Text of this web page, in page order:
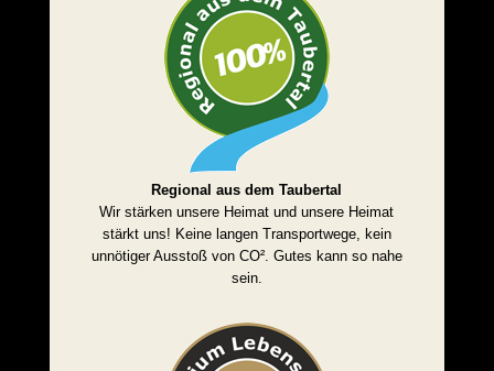
Regional aus dem Taubertal
Wir stärken unsere Heimat und unsere Heimat
stärkt uns! Keine langen Transportwege, kein
unnötiger Ausstoß von CO². Gutes kann so nahe
sein.